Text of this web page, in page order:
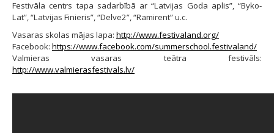
Festivāla centrs tapa sadarbībā ar “Latvijas Goda aplis”, “Byko-
Lat”, “Latvijas Finieris”, “Delve2”, “Ramirent” u.c.
Vasaras skolas mājas lapa: http://www.festivaland.org/
Facebook: https://www.facebook.com/summerschool.festivaland/
Valmieras vasaras teātra festivāls:
http://www.valmierasfestivals.lv/